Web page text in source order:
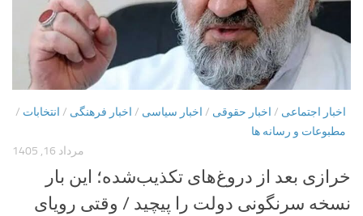
اخبار اجتماعی / اخبار حقوقی / اخبار سیاسی / اخبار فرهنگی / انتخابات /
مطبوعات و رسانه ها
مرداد 16, 1405
خرازی بعد از دروغ‌های تکذیب‌شده؛ این بار
نسخه سرنگونی دولت را پیچید / وقتی رویای